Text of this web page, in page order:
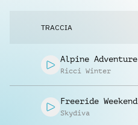
TRACCIA
Alpine Adventure
Ricci Winter
Freeride Weekend
Skydiva